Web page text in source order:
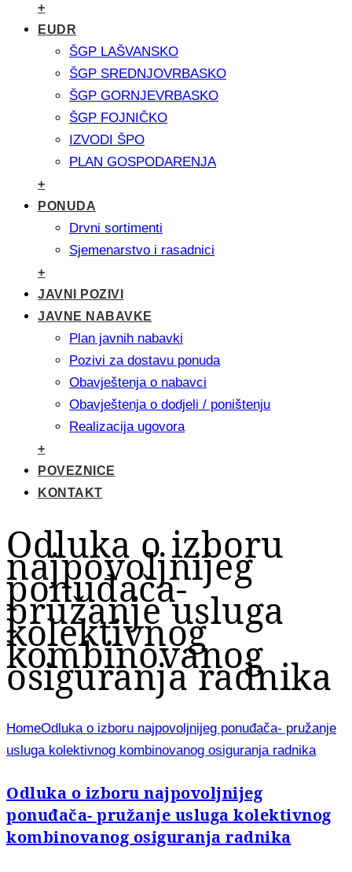
+
EUDR
ŠGP LAŠVANSKO
ŠGP SREDNJOVRBASKO
ŠGP GORNJEVRBASKO
ŠGP FOJNIČKO
IZVODI ŠPO
PLAN GOSPODARENJA
+
PONUDA
Drvni sortimenti
Sjemenarstvo i rasadnici
+
JAVNI POZIVI
JAVNE NABAVKE
Plan javnih nabavki
Pozivi za dostavu ponuda
Obavještenja o nabavci
Obavještenja o dodjeli / poništenju
Realizacija ugovora
+
POVEZNICE
KONTAKT
Odluka o izboru
najpovoljnijeg
ponuđača-
pružanje usluga
kolektivnog
kombinovanog
osiguranja radnika
HomeOdluka o izboru najpovoljnijeg ponuđača- pružanje
usluga kolektivnog kombinovanog osiguranja radnika
Odluka o izboru najpovoljnijeg
ponuđača- pružanje usluga kolektivnog
kombinovanog osiguranja radnika